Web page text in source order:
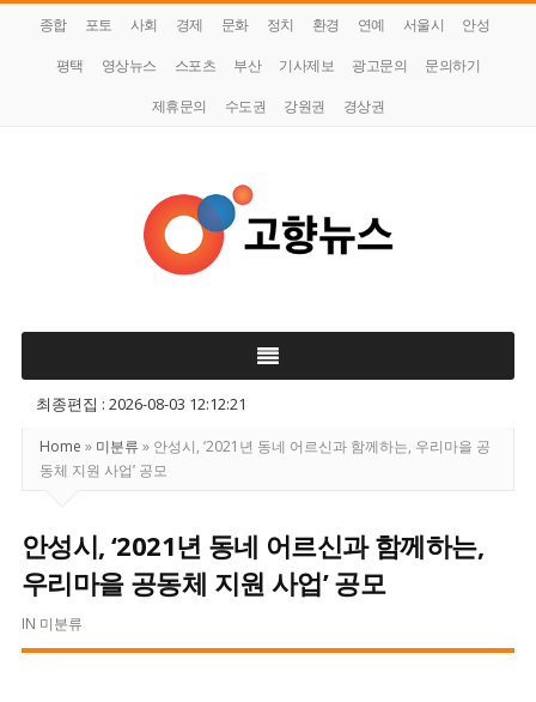
종합 포토 사회 경제 문화 정치 환경 연예 서울시
안성
평택
영상뉴스 스포츠 부산 기사제보 광고문의
문의하기
제휴문의
수도권 강원권 경상권
향
스최종편집 : 2026-08-03 12:12:21
Home » 미분류 » 안성시, ‘2021년 동네 어르신과 함께하는, 우리마을 공
동체 지원 사업’ 공모
안성시, ‘2021년 동네 어르신과 함께하는,
우리마을 공동체 지원 사업’ 공모
IN 미분류